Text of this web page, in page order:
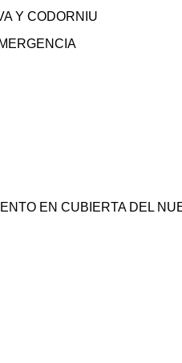
Y CODORNIU
EN CUBIERTA DEL